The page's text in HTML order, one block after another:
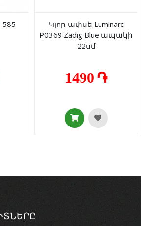
Կլոր ափսե Luminarc
P0369 Zadig Blue ապակի
22սմ
1490 ֏